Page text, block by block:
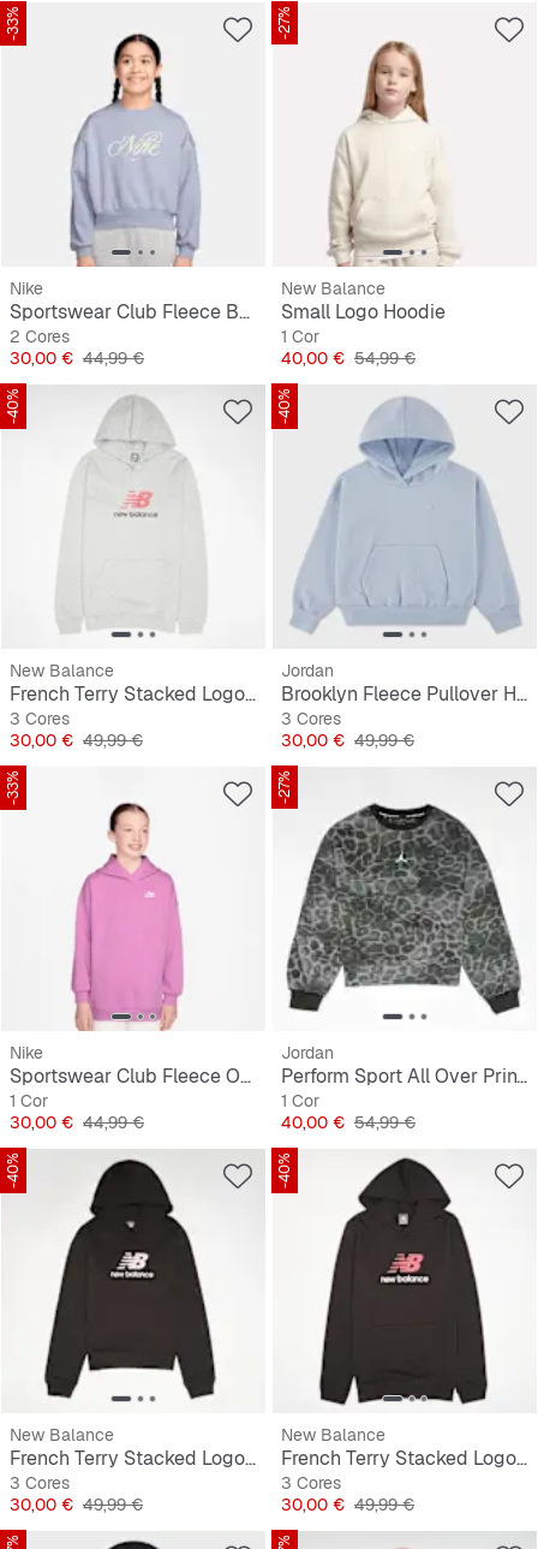
-33%
Nike
Sportswear Club Fleece Boxy Graphic Crew
2 Cores
Preço
30,00 € Preço original
44,99 €
-27%
New Balance
Small Logo Hoodie
1 Cor
Preço
40,00 € Preço original
54,99 €
-40%
New Balance
French Terry Stacked Logo Hoodie
3 Cores
Preço
30,00 € Preço original
49,99 €
-40%
Jordan
Brooklyn Fleece Pullover Hoodie
3 Cores
Preço
30,00 € Preço original
49,99 €
-33%
Nike
Sportswear Club Fleece Oversized Pullover Hoodie
1 Cor
Preço
30,00 € Preço original
44,99 €
-27%
Jordan
Perform Sport All Over Print Crew
1 Cor
Preço
40,00 € Preço original
54,99 €
-40%
New Balance
French Terry Stacked Logo Hoodie
3 Cores
Preço
30,00 € Preço original
49,99 €
-40%
New Balance
French Terry Stacked Logo Hoodie
3 Cores
Preço
30,00 € Preço original
49,99 €